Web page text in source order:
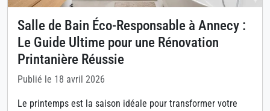
Salle de Bain Éco-Responsable à Annecy :
Le Guide Ultime pour une Rénovation
Printanière Réussie
Publié le 18 avril 2026
Le printemps est la saison idéale pour transformer votre